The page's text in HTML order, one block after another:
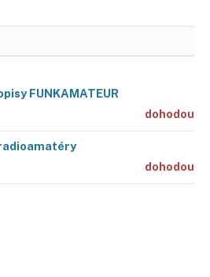
FUNKAMATEUR
dohodou
dohodou